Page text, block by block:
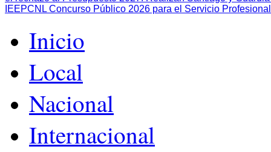
IEEPCNL Concurso Público 2026 para el Servicio
Inicio
Local
Nacional
Internacional